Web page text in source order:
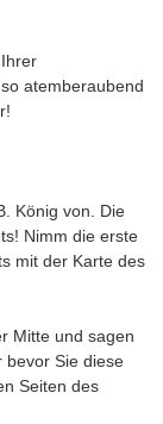
atemberaubend
König von. Die
Nimm die erste
mit der Karte des
Mitte und sagen
bevor Sie diese
Seiten des